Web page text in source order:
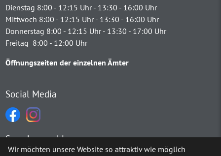
Dienstag 8:00 - 12:15 Uhr - 13:30 - 16:00 Uhr
Mittwoch 8:00 - 12:15 Uhr - 13:30 - 16:00 Uhr
Donnerstag 8:00 - 12:15 Uhr - 13:30 - 17:00 Uhr
Freitag 8:00 - 12:00 Uhr
Öffnungszeiten der einzelnen Ämter
Social Media
Sprachauswahl
Wir möchten unsere Website so attraktiv wie möglich